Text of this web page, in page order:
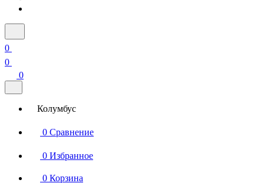
0
0
0
Колумбус
0 Сравнение
0 Избранное
0 Корзина